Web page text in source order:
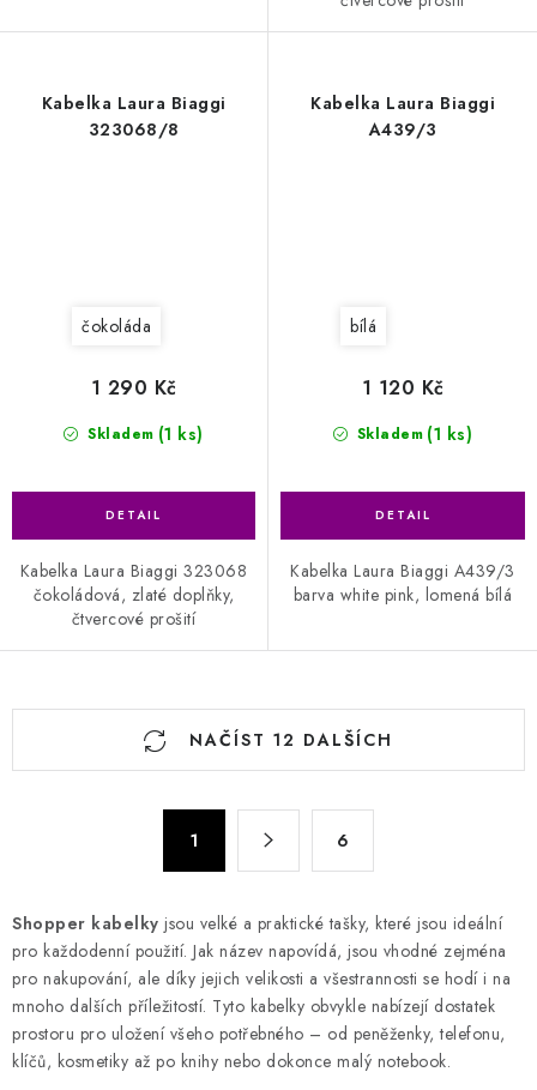
Kabelka Laura Biaggi
323068/8
čokoláda
Skladem (1 ks)
1 290 Kč
Kabelka Laura Biaggi 323068
čokoládová, zlaté doplňky,
čtvercové prošití
Kabelka Laura Biaggi
A439/3
bílá
Skladem (1 ks)
1 120 Kč
Kabelka Laura Biaggi A439/3
barva white pink, lomená bílá
O
c
í
p
r
v
k
NAČÍST 12 DALŠÍCH
á
n
k
o
v
á
1 6
Shopper kabelky jsou velké a praktické tašky, které jsou ideální
pro každodenní použití. Jak název napovídá, jsou vhodné zejména
pro nakupování, ale díky jejich velikosti a všestrannosti se hodí i na
mnoho dalších příležitostí. Tyto kabelky obvykle nabízejí dostatek
prostoru pro uložení všeho potřebného – od peněženky, telefonu,
klíčů, kosmetiky až po knihy nebo dokonce malý notebook.